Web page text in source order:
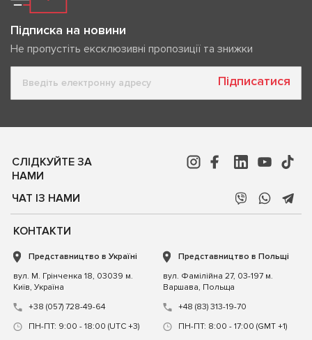
Підписка на новини
Не пропустіть ексклюзивні пропозиції та знижки
Підписатися
СЛІДКУЙТЕ ЗА
НАМИ
ЧАТ ІЗ НАМИ
КОНТАКТИ
Представництво в Україні
вул. М. Грінченка 18, 03039 м.
Київ, Україна
+38 (057) 728-49-64
ПН-ПТ: 9:00 - 18:00 (UTC +3)
Представництво в Польщі
вул. Фамілійна 27, 03-197 м.
Варшава, Польща
+48 (83) 313-19-70
ПН-ПТ: 8:00 - 17:00 (GMT +1)